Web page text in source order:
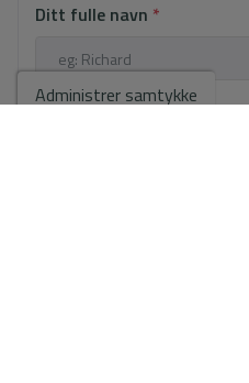
Ditt fulle navn *
Administrer samtykke